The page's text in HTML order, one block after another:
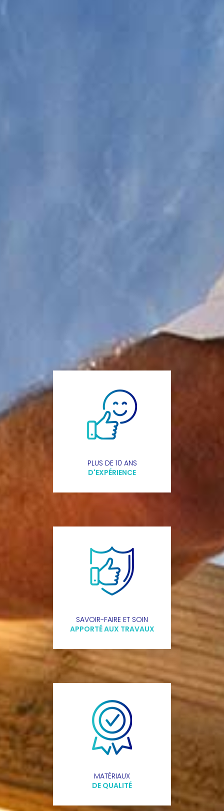
PLUS DE 10 ANS
D'EXPÉRIENCE
SAVOIR-FAIRE ET SOIN
APPORTÉ AUX TRAVAUX
MATÉRIAUX
DE QUALITÉ